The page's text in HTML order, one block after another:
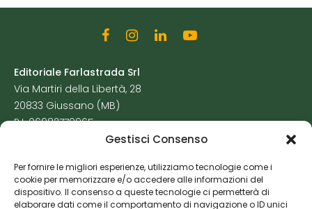
Gestisci Consenso
Per fornire le migliori esperienze, utilizziamo tecnologie come i
cookie per memorizzare e/o accedere alle informazioni del
dispositivo. Il consenso a queste tecnologie ci permetterà di
elaborare dati come il comportamento di navigazione o ID unici
Editoriale Farlastrada Srl
Via Martiri della Libertà, 28
20833 Giussano (MB)
P.I. 06982770965
Cookie Policy
Risorse Aggiuntive